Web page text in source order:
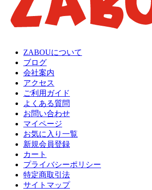
ZABOUについて
ブログ
会社案内
アクセス
ご利用ガイド
よくある質問
お問い合わせ
マイページ
お気に入り一覧
新規会員登録
カート
プライバシーポリシー
特定商取引法
サイトマップ